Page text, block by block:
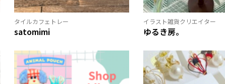
タイルカフェトレー
satomimi
イラスト雑貨クリエイター
ゆるき房。